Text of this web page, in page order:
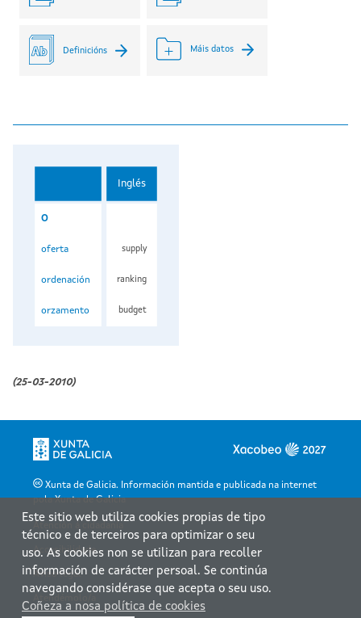
Definicións Máis datos
Inglés
O
oferta supply
ordenación ranking
orzamento budget
(25-03-2010)
Xunta de Galicia. Información mantida e publicada na internet
pola Xunta de Galicia
Accesibilidade
Aviso legal
Atendémolo/a
Este sitio web utiliza cookies propias de tipo
técnico e de terceiros para optimizar o seu
uso. As cookies non se utilizan para recoller
información de carácter persoal. Se continúa
navegando considérase que acepta o seu uso.
Coñeza a nosa política de cookies